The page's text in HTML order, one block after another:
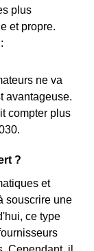
plus
et propre.
ne va
avantageuse.
compter plus
?
et
souscrire une
ce type